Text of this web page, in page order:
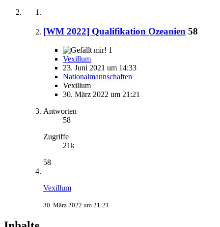
[WM 2022] Qualifikation Ozeanien 58
1
Vexillum
23. Juni 2021 um 14:33
Nationalmannschaften
Vexillum
30. März 2022 um 21:21
Antworten
58
Zugriffe
21k
58
Vexillum
30. März 2022 um 21:21